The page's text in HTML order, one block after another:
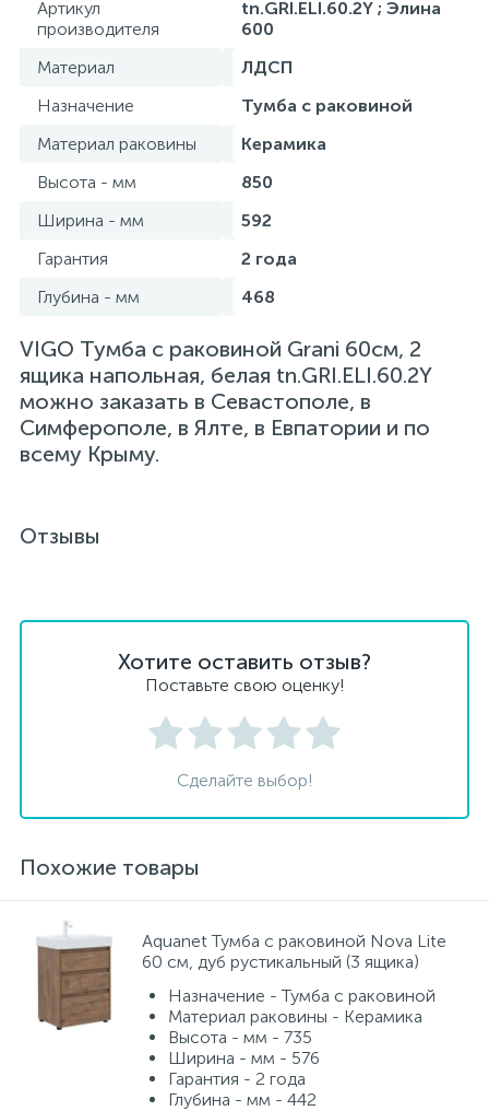
Артикул
производителя
tn.GRI.ELI.60.2Y ; Элина
600
Материал
ЛДСП
Назначение
Тумба с раковиной
Материал раковины
Керамика
Высота - мм
850
Ширина - мм
592
Гарантия
2 года
Глубина - мм
468
VIGO Тумба с раковиной Grani 60см, 2
ящика напольная, белая tn.GRI.ELI.60.2Y
можно заказать в Севастополе, в
Симферополе, в Ялте, в Евпатории и по
всему Крыму.
Отзывы
Хотите оставить отзыв?
Поставьте свою оценку!
Сделайте выбор!
Похожие товары
Aquanet Тумба с раковиной Nova Lite
60 см, дуб рустикальный (3 ящика)
Назначение - Тумба с раковиной
Материал раковины - Керамика
Высота - мм - 735
Ширина - мм - 576
Гарантия - 2 года
Глубина - мм - 442